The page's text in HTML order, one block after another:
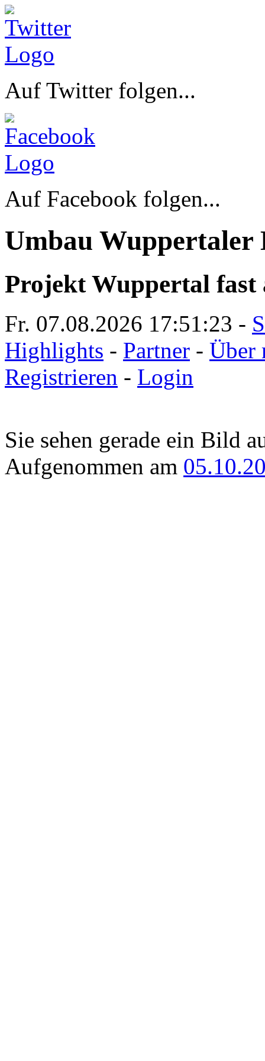
Auf Twitter folgen...
Auf Facebook folgen...
Umbau Wuppertaler
Projekt Wuppertal fast
Fr. 07.08.2026 17:51:23 -
Highlights - Partner - Über
Registrieren - Login
Sie sehen gerade ein Bild
Aufgenommen am